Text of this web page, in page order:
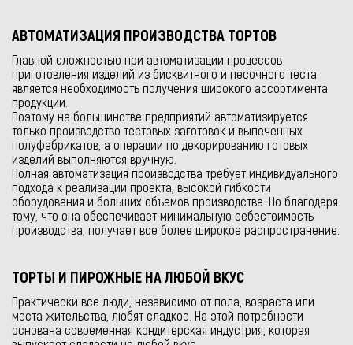
АВТОМАТИЗАЦИЯ ПРОИЗВОДСТВА ТОРТОВ
Главной сложностью при автоматизации процессов
приготовления изделий из бисквитного и песочного теста
является необходимость получения широкого ассортимента
продукции.
Поэтому на большинстве предприятий автоматизируется
только производство тестовых заготовок и выпеченных
полуфабрикатов, а операции по декорированию готовых
изделий выполняются вручную.
Полная автоматизация производства требует индивидуального
подхода к реализации проекта, высокой гибкости
оборудования и больших объемов производства. Но благодаря
тому, что она обеспечивает минимальную себестоимость
производства, получает все более широкое распространение.
ТОРТЫ И ПИРОЖНЫЕ НА ЛЮБОЙ ВКУС
Практически все люди, независимо от пола, возраста или
места жительства, любят сладкое. На этой потребности
основана современная кондитерская индустрия, которая